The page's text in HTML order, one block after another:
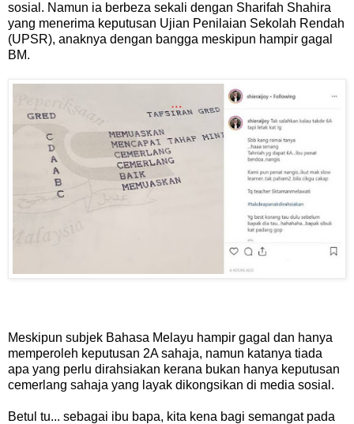
sosial. Namun ia berbeza sekali dengan Sharifah Shahira
yang menerima keputusan Ujian Penilaian Sekolah Rendah
(UPSR), anaknya dengan bangga meskipun hampir gagal
BM.
Meskipun subjek Bahasa Melayu hampir gagal dan hanya
memperoleh keputusan 2A sahaja, namun katanya tiada
apa yang perlu dirahsiakan kerana bukan hanya keputusan
cemerlang sahaja yang layak dikongsikan di media sosial.
Betul tu... sebagai ibu bapa, kita kena bagi semangat pada